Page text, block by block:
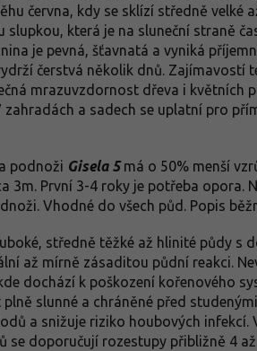
června, kdy se sklízí středně velké
slupkou, která je na sluneční straně
je pevná, šťavnatá a vyniká
čerstvá několik dnů. Zajímavostí
mrazuvzdornost dřeva i květních
zahradách a sadech se uplatní pro
podnoži Gisela 5má o 50% menší
3m. První 3-4 roky je potřeba opora.
Vhodné do všech půd. Popis
středně těžké až hlinité půdy s
až mírně zásaditou půdní reakci.
dochází k poškození kořenového
slunné a chráněné před
a snižuje riziko houbových
se doporučují rozestupy přibližně 4